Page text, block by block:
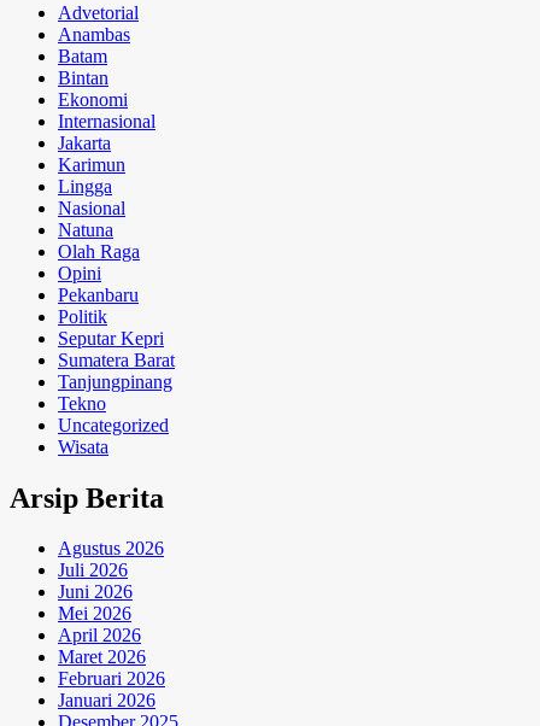
Advetorial
Anambas
Batam
Bintan
Ekonomi
Internasional
Jakarta
Karimun
Lingga
Nasional
Natuna
Olah Raga
Opini
Pekanbaru
Politik
Seputar Kepri
Sumatera Barat
Tanjungpinang
Tekno
Uncategorized
Wisata
Arsip Berita
Agustus 2026
Juli 2026
Juni 2026
Mei 2026
April 2026
Maret 2026
Februari 2026
Januari 2026